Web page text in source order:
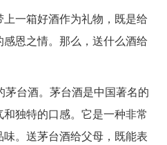
一箱好酒作为礼物，既是给
恩之情。那么，送什么酒给
台酒。茅台酒是中国著名的
独特的口感。它是一种非常
。送茅台酒给父母，既能表